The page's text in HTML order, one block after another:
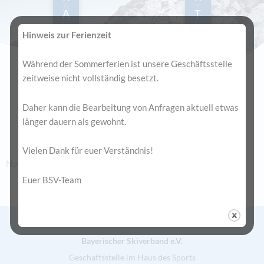
A
D
R
D
E
T
M
T
E
News
No Posts Found!
Bayerischer Skiverband e.V.
Geschäftsstelle im Haus des Sports
Hinweis zur Ferienzeit
Während der Sommerferien ist unsere Geschäftsstelle
zeitweise nicht vollständig besetzt.
Daher kann die Bearbeitung von Anfragen aktuell etwas
länger dauern als gewohnt.
Vielen Dank für euer Verständnis!
Euer BSV-Team